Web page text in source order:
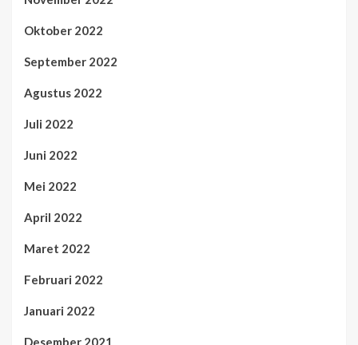
Oktober 2022
September 2022
Agustus 2022
Juli 2022
Juni 2022
Mei 2022
April 2022
Maret 2022
Februari 2022
Januari 2022
Desember 2021